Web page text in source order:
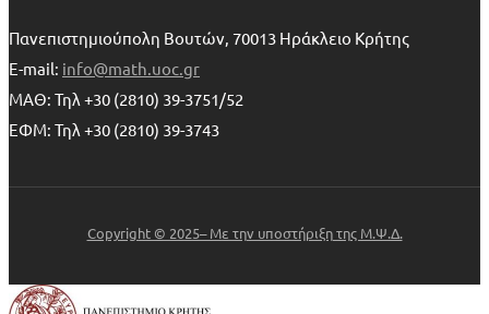
Πανεπιστημιούπολη Βουτών, 70013 Ηράκλειο Κρήτης
E-mail: info@math.uoc.gr
ΜΑΘ: Τηλ +30 (2810) 39-3751/52
ΕΦΜ: Τηλ +30 (2810) 39-3743
Copyright © 2025– Με την υποστήριξη της Μ.Ψ.Δ.